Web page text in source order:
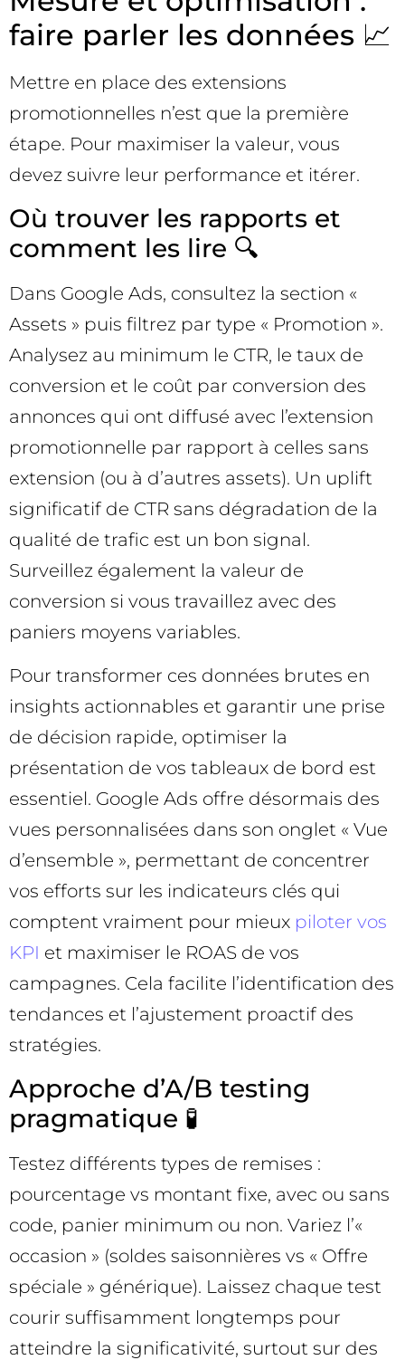
faire parler les données 📈
Mettre en place des extensions
promotionnelles n’est que la première
étape. Pour maximiser la valeur, vous
devez suivre leur performance et itérer.
Où trouver les rapports et
comment les lire 🔍
Dans Google Ads, consultez la section «
Assets » puis filtrez par type « Promotion ».
Analysez au minimum le CTR, le taux de
conversion et le coût par conversion des
annonces qui ont diffusé avec l’extension
promotionnelle par rapport à celles sans
extension (ou à d’autres assets). Un uplift
significatif de CTR sans dégradation de la
qualité de trafic est un bon signal.
Surveillez également la valeur de
conversion si vous travaillez avec des
paniers moyens variables.
Pour transformer ces données brutes en
insights actionnables et garantir une prise
de décision rapide, optimiser la
présentation de vos tableaux de bord est
essentiel. Google Ads offre désormais des
vues personnalisées dans son onglet « Vue
d’ensemble », permettant de concentrer
vos efforts sur les indicateurs clés qui
comptent vraiment pour mieux piloter vos
KPI et maximiser le ROAS de vos
campagnes. Cela facilite l’identification des
tendances et l’ajustement proactif des
stratégies.
Approche d’A/B testing
pragmatique 🧪
Testez différents types de remises :
pourcentage vs montant fixe, avec ou sans
code, panier minimum ou non. Variez l’«
occasion » (soldes saisonnières vs « Offre
spéciale » générique). Laissez chaque test
courir suffisamment longtemps pour
atteindre la significativité, surtout sur des